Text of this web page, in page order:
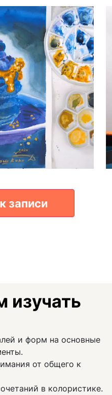
записи
изучать
и форм на основные
от общего к
в колористике.